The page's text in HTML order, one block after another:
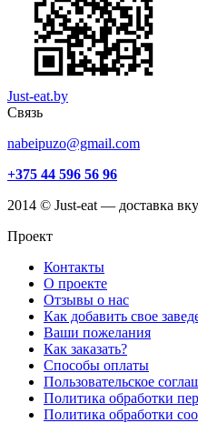
Just-eat.by
Связь
nabeipuzo@gmail.com
+375 44 596 56 96
2014 © Just-eat — доставка
Проект
Контакты
О проекте
Отзывы о нас
Как добавить свое
Ваши пожелания
Как заказать?
Способы оплаты
Пользовательское
Политика обработки
Политика обработки